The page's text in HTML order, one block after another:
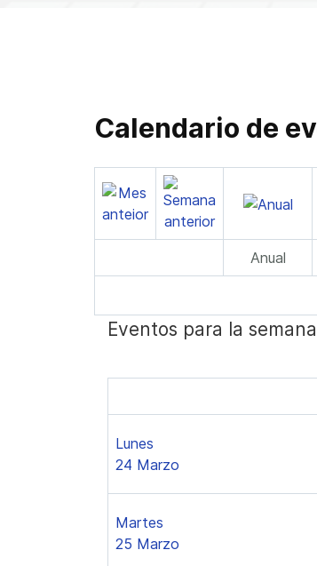
Calendario de
Anual
Eventos para la
Lunes
24 Marzo
Martes
25 Marzo